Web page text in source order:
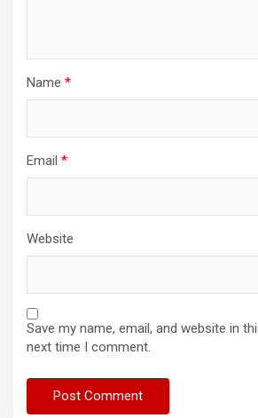
Name *
Email *
Website
Save my name, email, and website in
next time I comment.